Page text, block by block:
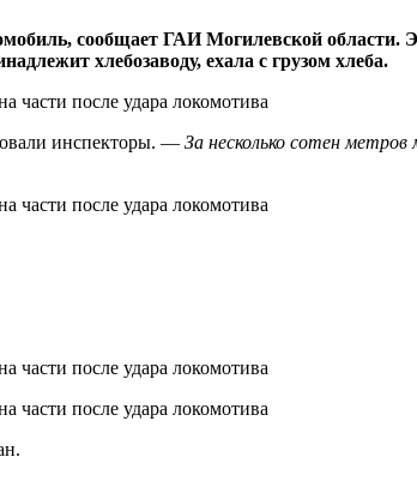
сообщает ГАИ Могилевской области.
хлебозаводу, ехала с грузом хлеба.
инспекторы. — За несколько сотен